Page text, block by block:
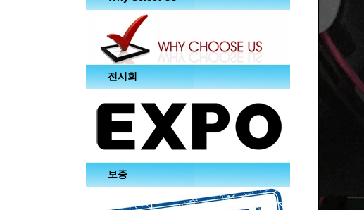
전시회
보증